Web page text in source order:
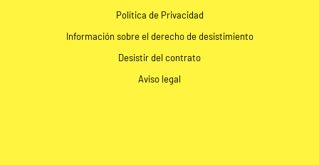
Política de Privacidad
Información sobre el derecho de desistimiento
Desistir del contrato
Aviso legal